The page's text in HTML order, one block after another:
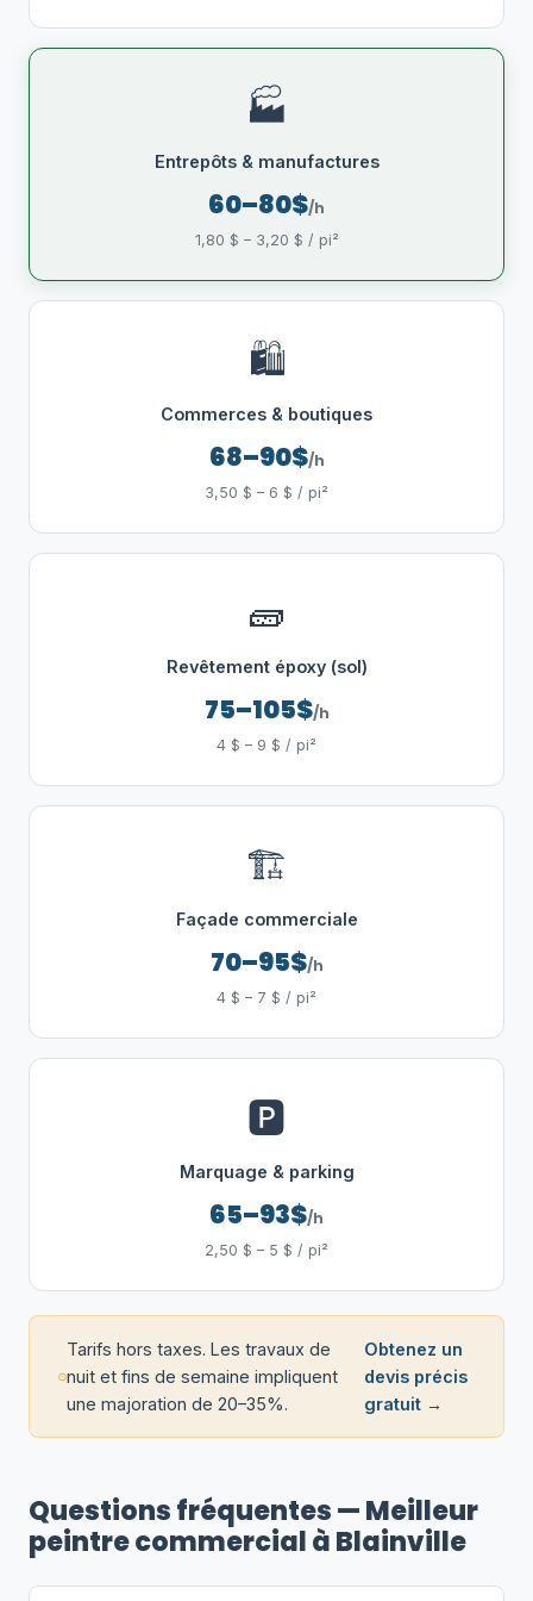
🏭
Entrepôts & manufactures
60–80$/h
1,80 $ – 3,20 $ / pi²
🛍️
Commerces & boutiques
68–90$/h
3,50 $ – 6 $ / pi²
🧱
Revêtement époxy (sol)
75–105$/h
4 $ – 9 $ / pi²
🏗️
Façade commerciale
70–95$/h
4 $ – 7 $ / pi²
🅿️
Marquage & parking
65–93$/h
2,50 $ – 5 $ / pi²
Tarifs hors taxes. Les travaux de
nuit et fins de semaine impliquent
une majoration de 20–35%.
Obtenez un
devis précis
gratuit →
Questions fréquentes — Meilleur
peintre commercial à Blainville